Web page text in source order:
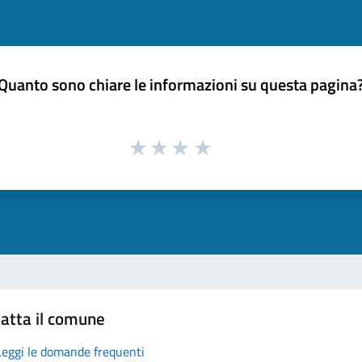
sono chiare le informazioni su questa
il comune
le domande frequenti